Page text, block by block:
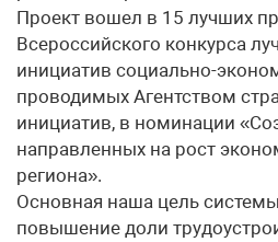
Проект вошел в 15 лучших
Всероссийского конкурса
инициатив социально-
проводимых Агентством
инициатив, в номинации
направленных на рост
региона».
Основная наша цель
повышение доли